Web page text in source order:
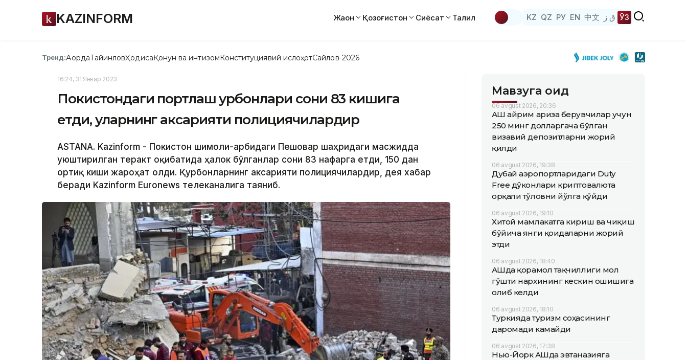
KAZINFORM Жаҳон Қозоғистон Сиёсат Таҳлил KZ QZ РУ EN 中文 ق ز ЎЗ
Тренд:АқордаТайинловҲодисаҚонун ва интизомКонституциявий ислоҳотСайлов-2026
16:24, 31 Январ 2023
Покистондаги портлаш қурбонлари сони 83 кишига
етди, уларнинг аксарияти полициячилардир
ASTANA. Kazinform - Покистон шимоли-ғарбидаги Пешовар шаҳридаги масжидда
уюштирилган теракт оқибатида ҳалок бўлганлар сони 83 нафарга етди, 150 дан
ортиқ киши жароҳат олди. Қурбонларнинг аксарияти полициячилардир, дея хабар
беради Kazinform Euronews телеканалига таяниб.
Мавзуга оид
06 avgust 2026, 20:36
АҚШ айрим ариза берувчилар учун
250 минг долларгача бўлган
визавий депозитларни жорий
қилди
06 avgust 2026, 19:38
Дубай аэропортларидаги Duty
Free дўконлари криптовалюта
орқали тўловни йўлга қўйди
06 avgust 2026, 19:10
Хитой мамлакатга кириш ва чиқиш
бўйича янги қоидаларни жорий
этди
06 avgust 2026, 18:40
АҚШда қорамол тақчиллиги мол
гўшти нархининг кескин ошишига
олиб келди
06 avgust 2026, 18:10
Туркияда туризм соҳасининг
даромади камайди
06 avgust 2026, 17:38
Нью-Йорк АҚШда эвтаназияга